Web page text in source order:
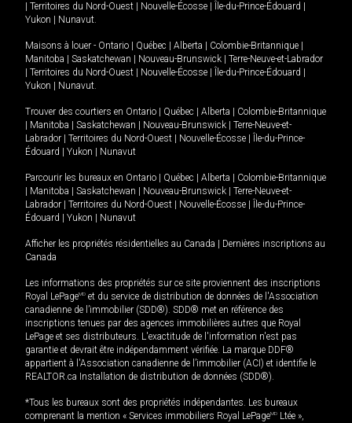
Territoires du Nord-Ouest Nouvelle-Écosse Île-du-Prince-Édouard
Yukon
Nunavut.
Maisons à louer - Ontario Québec Alberta Colombie-Britannique
Manitoba
Saskatchewan Nouveau-Brunswick
Terre-Neuve-et-Labrador
Territoires du Nord-Ouest Nouvelle-Écosse Île-du-Prince-Édouard
Yukon
Nunavut.
Trouver des courtiers en Ontario Québec Alberta
Colombie-Britannique
Manitoba Saskatchewan Nouveau-Brunswick
Terre-Neuve-et-
Labrador
Territoires du Nord-Ouest Nouvelle-Écosse
Île-du-Prince-
Édouard
Yukon Nunavut
Parcourir les bureaux en Ontario Québec Alberta
Colombie-Britannique
Manitoba Saskatchewan Nouveau-Brunswick
Terre-Neuve-et-
Labrador
Territoires du Nord-Ouest Nouvelle-Écosse
Île-du-Prince-
Édouard
Yukon Nunavut
Afficher les propriétés résidentielles au Canada
Dernières inscriptions au
Canada
Les informations des propriétés sur ce site proviennent des inscriptions
Royal LePageMD et du service de distribution de données de l'Association
canadienne de l’immobilier (SDD®). SDD® met en référence des
inscriptions tenues par des agences immobilières autres que Royal
LePage et ses distributeurs. L'exactitude de l'information n'est pas
garantie et devrait être indépendamment vérifiée. La marque DDF®
appartient à l'Association canadienne de l’immobilier (ACI) et identifie le
REALTOR.ca Installation de distribution de données (SDD®).
*Tous les bureaux sont des propriétés indépendantes. Les bureaux
comprenant la mention « Services immobiliers Royal LePageMD Ltée »,